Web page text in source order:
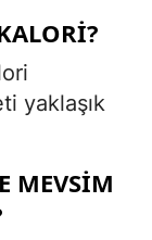
yaklaşık
MEVSIM